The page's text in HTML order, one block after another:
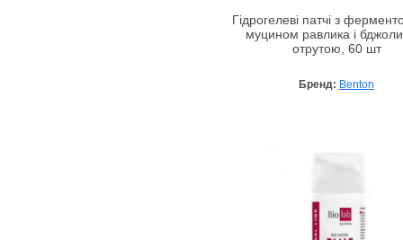
Гідрогелеві патчі з
муцином равлика і
отрутою, 60 шт
Бренд: Benton